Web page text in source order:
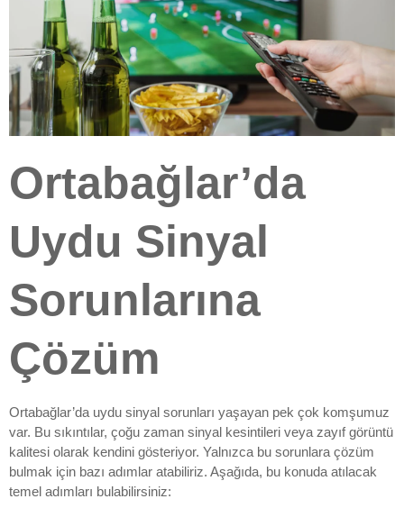
Ortabağlar’da
Uydu Sinyal
Sorunlarına
Çözüm
Ortabağlar’da uydu sinyal sorunları yaşayan pek çok komşumuz
var. Bu sıkıntılar, çoğu zaman sinyal kesintileri veya zayıf görüntü
kalitesi olarak kendini gösteriyor. Yalnızca bu sorunlara çözüm
bulmak için bazı adımlar atabiliriz. Aşağıda, bu konuda atılacak
temel adımları bulabilirsiniz: